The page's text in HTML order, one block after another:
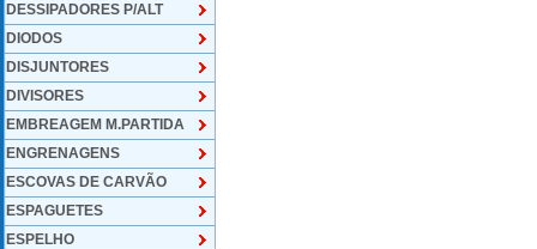
DESSIPADORES P/ALT
DIODOS
DISJUNTORES
DIVISORES
EMBREAGEM M.PARTIDA
ENGRENAGENS
ESCOVAS DE CARVÃO
ESPAGUETES
ESPELHO